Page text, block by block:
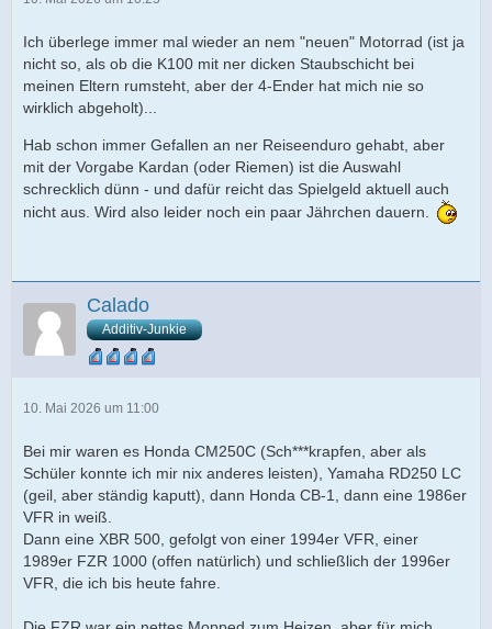
Ich überlege immer mal wieder an nem "neuen" Motorrad (ist ja
nicht so, als ob die K100 mit ner dicken Staubschicht bei
meinen Eltern rumsteht, aber der 4-Ender hat mich nie so
wirklich abgeholt)...
Hab schon immer Gefallen an ner Reiseenduro gehabt, aber
mit der Vorgabe Kardan (oder Riemen) ist die Auswahl
schrecklich dünn - und dafür reicht das Spielgeld aktuell auch
nicht aus. Wird also leider noch ein paar Jährchen dauern.
Calado
Additiv-Junkie
10. Mai 2026 um 11:00
Bei mir waren es Honda CM250C (Sch***krapfen, aber als
Schüler konnte ich mir nix anderes leisten), Yamaha RD250 LC
(geil, aber ständig kaputt), dann Honda CB-1, dann eine 1986er
VFR in weiß.
Dann eine XBR 500, gefolgt von einer 1994er VFR, einer
1989er FZR 1000 (offen natürlich) und schließlich der 1996er
VFR, die ich bis heute fahre.